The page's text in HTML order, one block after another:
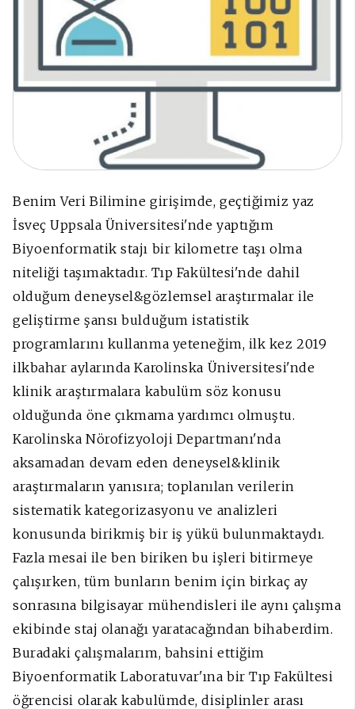
Benim Veri Bilimine girişimde, geçtiğimiz yaz
İsveç Uppsala Üniversitesi'nde yaptığım
Biyoenformatik stajı bir kilometre taşı olma
niteliği taşımaktadır. Tıp Fakültesi'nde dahil
olduğum deneysel&gözlemsel araştırmalar ile
geliştirme şansı bulduğum istatistik
programlarını kullanma yeteneğim, ilk kez 2019
ilkbahar aylarında Karolinska Üniversitesi'nde
klinik araştırmalara kabulüm söz konusu
olduğunda öne çıkmama yardımcı olmuştu.
Karolinska Nörofizyoloji Departmanı'nda
aksamadan devam eden deneysel&klinik
araştırmaların yanısıra; toplanılan verilerin
sistematik kategorizasyonu ve analizleri
konusunda birikmiş bir iş yükü bulunmaktaydı.
Fazla mesai ile ben biriken bu işleri bitirmeye
çalışırken, tüm bunların benim için birkaç ay
sonrasına bilgisayar mühendisleri ile aynı çalışma
ekibinde staj olanağı yaratacağından bihaberdim.
Buradaki çalışmalarım, bahsini ettiğim
Biyoenformatik Laboratuvar'ına bir Tıp Fakültesi
öğrencisi olarak kabulümde, disiplinler arası